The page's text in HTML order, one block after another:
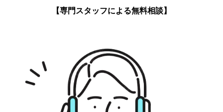
【専門スタッフによる無料相談】